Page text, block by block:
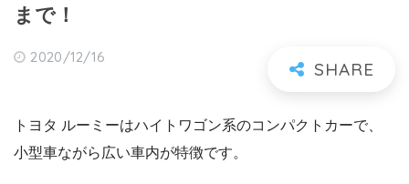
まで！
2020/12/16
トヨタ ルーミーはハイトワゴン系のコンパクトカーで、
小型車ながら広い車内が特徴です。